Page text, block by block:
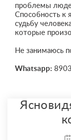
проблемы
Способность к
судьбу
которые
Не занимаюсь
Whatsapp: